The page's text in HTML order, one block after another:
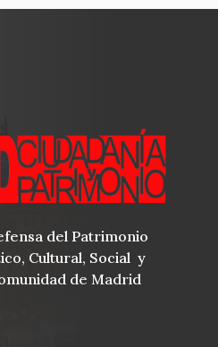
del Patrimonio
Cultural, Social y
de Madrid